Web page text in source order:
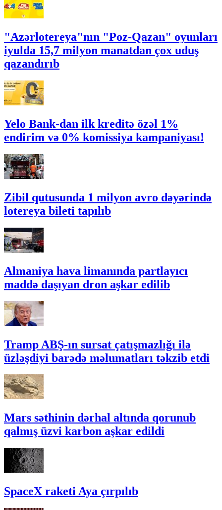
"Azərlotereya"nın "Poz-Qazan" oyunları
iyulda 15,7 milyon manatdan çox uduş
qazandırıb
Yelo Bank-dan ilk kreditə özəl 1%
endirim və 0% komissiya kampaniyası!
Zibil qutusunda 1 milyon avro dəyərində
lotereya bileti tapılıb
Almaniya hava limanında partlayıcı
maddə daşıyan dron aşkar edilib
Tramp ABŞ-ın sursat çatışmazlığı ilə
üzləşdiyi barədə məlumatları təkzib etdi
Mars səthinin dərhal altında qorunub
qalmış üzvi karbon aşkar edildi
SpaceX raketi Aya çırpılıb